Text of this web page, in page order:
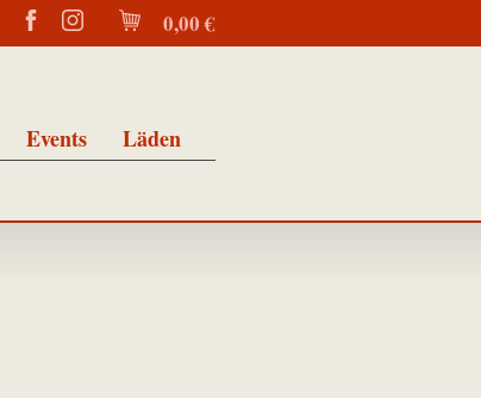
0,00 €
Events
Läden